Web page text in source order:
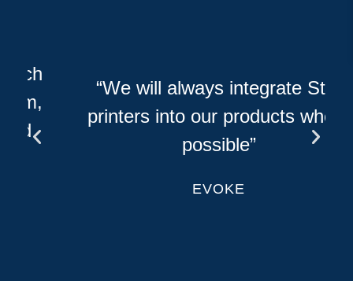
“We will always integrate Star
printers into our products where
possible”
EVOKE